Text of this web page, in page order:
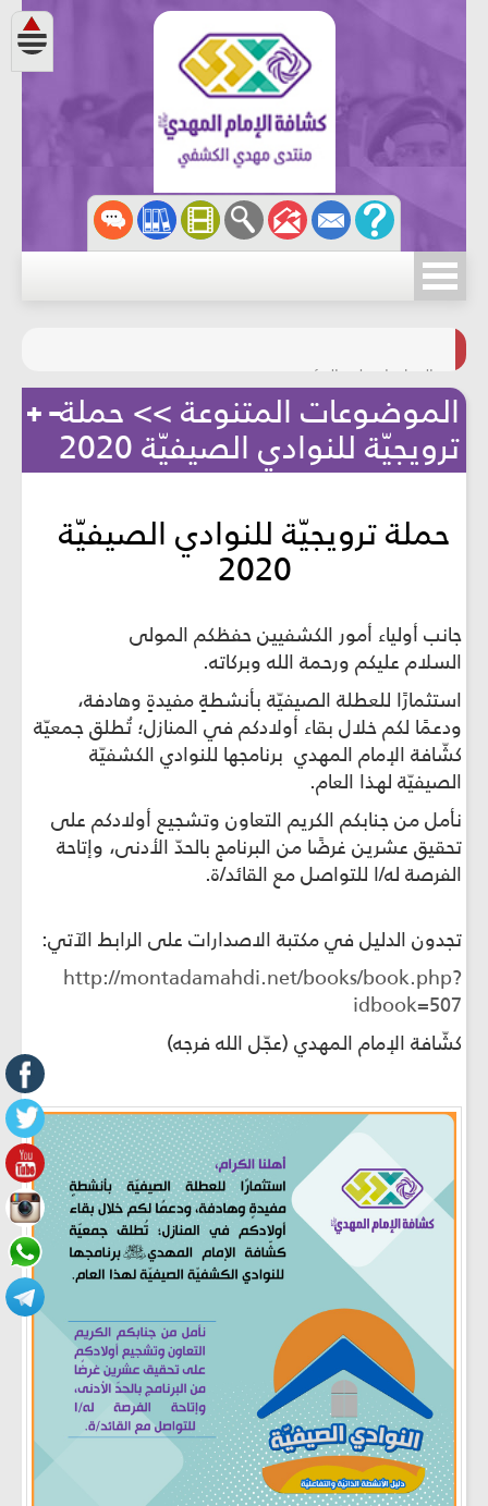
مسابقة الركب الحسينيّ
الموضوعات المتنوعة >> حملة
ترويجيّة للنوادي الصيفيّة 2020
حملة ترويجيّة للنوادي الصيفيّة
2020
جانب أولياء أمور الكشفيين حفظكم المولى
السلام عليكم ورحمة الله وبركاته.
استثمارًا للعطلة الصيفيّة بأنشطةٍ مفيدةٍ وهادفة،
ودعمًا لكم خلال بقاء أولادكم في المنازل؛ تُطلق جمعيّة
كشّافة الإمام المهدي برنامجها للنوادي الكشفيّة
الصيفيّة لهذا العام.
نأمل من جنابكم الكريم التعاون وتشجيع أولادكم على
تحقيق عشرين غرضًا من البرنامج بالحدّ الأدنى، وإتاحة
الفرصة له/ا للتواصل مع القائد/ة.
تجدون الدليل في مكتبة الاصدارات على الرابط الآتي:
http://montadamahdi.net/books/book.php?
idbook=507
كشّافة الإمام المهدي (عجّل الله فرجه)